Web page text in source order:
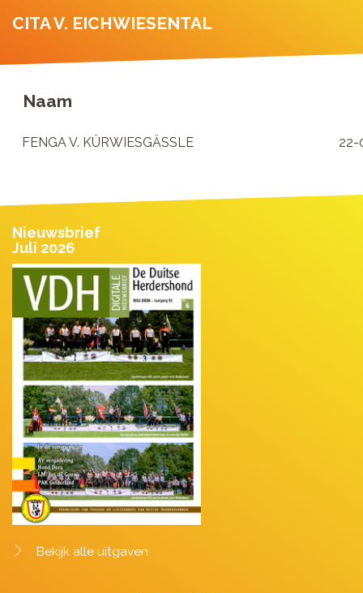
CITA V. EICHWIESENTAL
Naam
FENGA V. KÜRWIESGÄSSLE 22-
Nieuwsbrief
Juli 2026
Bekijk alle uitgaven